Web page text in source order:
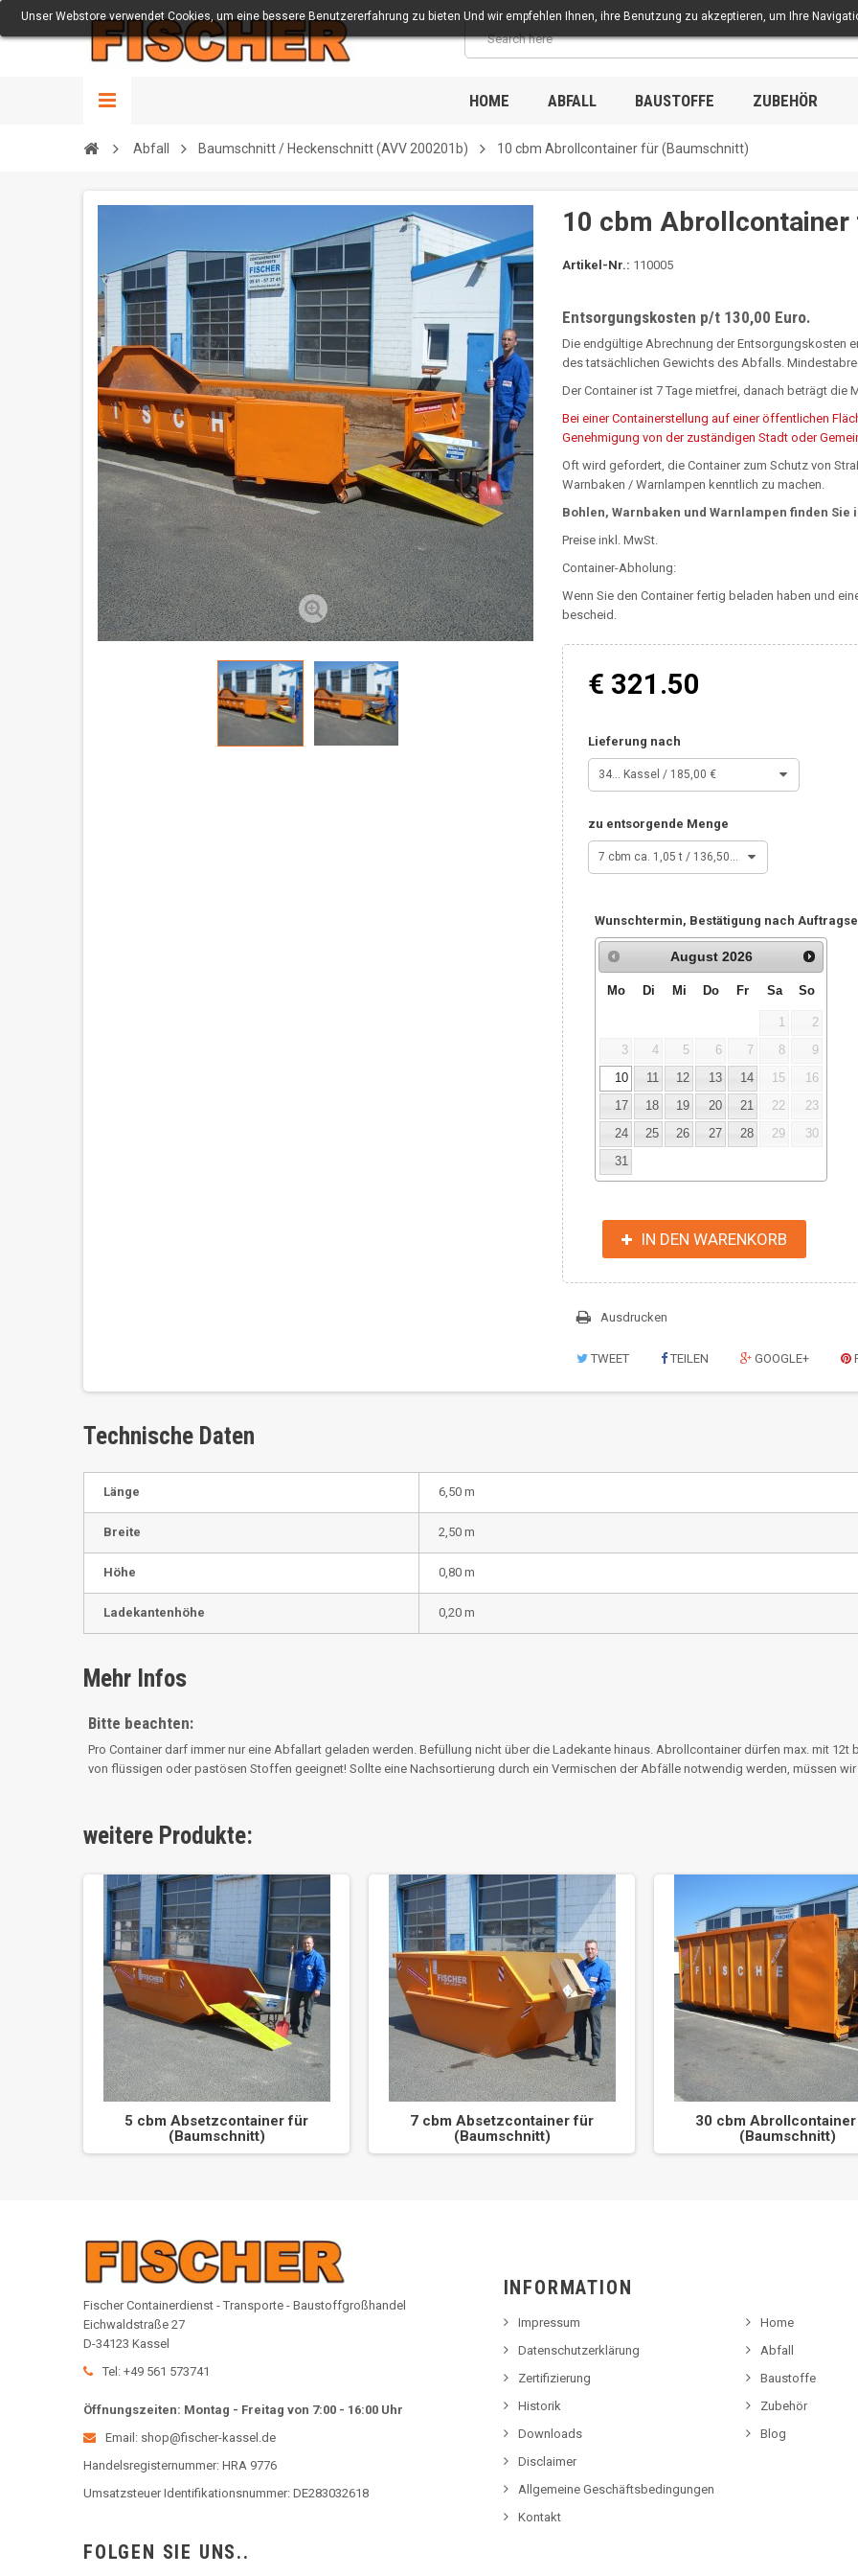
HOME ABFALL BAUSTOFFE ZUBEHÖR
Unser Webstore verwendet Cookies, um eine bessere Benutzererfahrung zu bieten Und wir empfehlen Ihnen, ihre Benutzung zu akzeptieren, um Ihre
Abfall Baumschnitt / Heckenschnitt (AVV 200201b) 10 cbm Abrollcontainer für (Baumschnitt)
10 cbm
Artikel-Nr.: 110005
Entsorgungskosten p/t 130,00 Euro.
Die endgültige Abrechnung der Entsorgungskosten
des tatsächlichen Gewichts des Abfalls.
Der Container ist 7 Tage mietfrei, danach beträgt die
Bei einer Containerstellung auf einer öffentlichen
Genehmigung von der zuständigen Stadt oder
Oft wird gefordert, die Container zum Schutz von
Warnbaken / Warnlampen kenntlich zu machen.
Bohlen, Warnbaken und Warnlampen finden Sie
Preise inkl. MwSt.
Container-Abholung:
Wenn Sie den Container fertig beladen haben und
bescheid.
€ 321.50
Lieferung nach
34... Kassel / 185,00 €
zu entsorgende Menge
7 cbm ca. 1,05 t / 136,50 €
Wunschtermin, Bestätigung nach
August 2026
Mo Di Mi Do Fr Sa So
1
2
3
4 5 6 7 8
9
10
11 12 13 14 15
16
17
18 19 20 21 22
23
24
25 26 27 28 29
30
31
IN DEN WARENKORB
Ausdrucken
TWEET TEILEN GOOGLE+
Technische Daten
Länge 6,50 m
Breite 2,50 m
Höhe 0,80 m
Ladekantenhöhe 0,20 m
Mehr Infos
Bitte beachten:
Pro Container darf immer nur eine Abfallart geladen werden. Befüllung nicht über die Ladekante hinaus. Abrollcontainer dürfen max. mit
von flüssigen oder pastösen Stoffen geeignet! Sollte eine Nachsortierung durch ein Vermischen der Abfälle notwendig werden, müssen wir
weitere Produkte:
5 cbm Absetzcontainer für
(Baumschnitt)
7 cbm Absetzcontainer für
(Baumschnitt)
30 cbm
(Baumschnitt)
Fischer Containerdienst - Transporte - Baustoffgroßhandel
Eichwaldstraße 27
D-34123 Kassel
Tel: +49 561 573741
Öffnungszeiten: Montag - Freitag von 7:00 - 16:00 Uhr
Email: shop@fischer-kassel.de
Handelsregisternummer: HRA 9776
Umsatzsteuer Identifikationsnummer: DE283032618
FOLGEN SIE UNS..
INFORMATION
Impressum
Datenschutzerklärung
Zertifizierung
Historik
Downloads
Disclaimer
Allgemeine Geschäftsbedingungen
Kontakt
Home
Abfall
Baustoffe
Zubehör
Blog